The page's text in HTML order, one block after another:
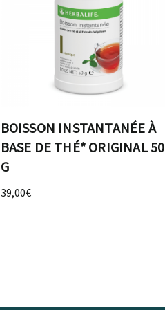
BOISSON INSTANTANÉE À
BASE DE THÉ* ORIGINAL 50
G
39,00€